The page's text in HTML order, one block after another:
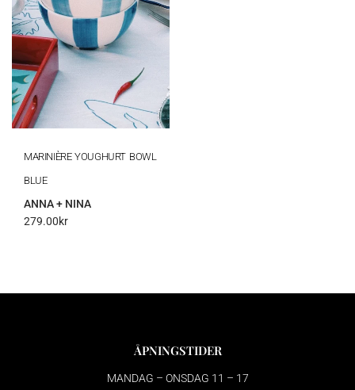
MARINIÈRE YOUGHURT BOWL
BLUE
ANNA + NINA
279.00kr
ÅPNINGSTIDER
MANDAG – ONSDAG 11 – 17